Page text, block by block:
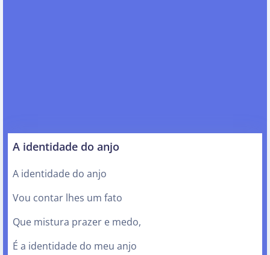
A identidade do anjo
A identidade do anjo
Vou contar lhes um fato
Que mistura prazer e medo,
É a identidade do meu anjo